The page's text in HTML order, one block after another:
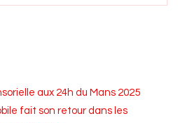
aux 24h du Mans 2025
fait son retour dans les